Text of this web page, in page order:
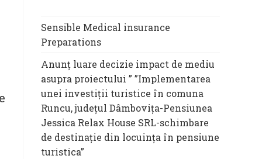
Sensible Medical insurance
Preparations
Anunț luare decizie impact de mediu
asupra proiectului ” ”Implementarea
unei investiții turistice în comuna
Runcu, județul Dâmbovița-Pensiunea
Jessica Relax House SRL-schimbare
de destinație din locuința în pensiune
turistica”